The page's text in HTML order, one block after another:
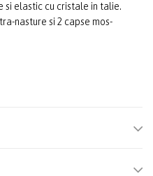
si elastic cu cristale in talie.
nasture si 2 capse mos-